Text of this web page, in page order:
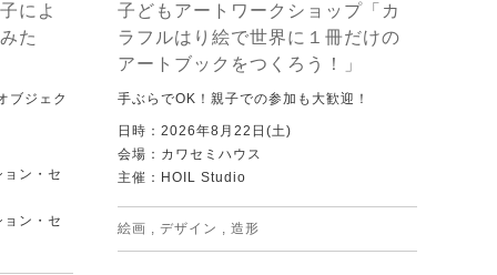
によ
た
ブジェク
ン・セ
ン・セ
子どもアートワークショップ「カ
ラフルはり絵で世界に１冊だけの
アートブックをつくろう！」
手ぶらでOK！親子での参加も大歓迎！
日時：2026年8月22日(土)
会場：カワセミハウス
主催：HOIL Studio
絵画 , デザイン , 造形